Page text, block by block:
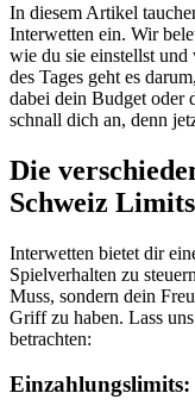
In diesem Artikel
Interwetten ein. Wir
wie du sie einstellst
des Tages geht es
dabei dein Budget oder
schnall dich an, denn
Die
Schweiz Limits
Interwetten bietet dir
Spielverhalten zu
Muss, sondern dein
Griff zu haben. Lass
betrachten: